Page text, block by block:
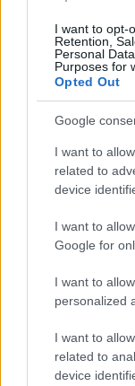
I want to opt-
Retention,
Personal
Purposes for
Opted Out
Google
I want to
related to
device
I want to
Google for
I want to
personalized
I want to
related to
device
a kajával.
szertartás,
evés válik a
egyszerűen
étkezésnek
ahogyan
művészi
mindennapi
mindennek
törekszik
garantáltan
Ennek az
elsavasodik
lúgosító